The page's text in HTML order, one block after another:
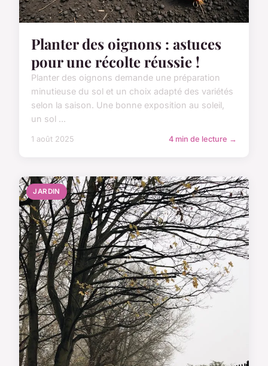
Planter des oignons : astuces
pour une récolte réussie !
Planter des oignons demande une préparation
minutieuse du sol et un choix adapté des variétés
selon la saison. Une bonne exposition au soleil,
un sol ...
1 août 2025 4 min de lecture →
JARDIN